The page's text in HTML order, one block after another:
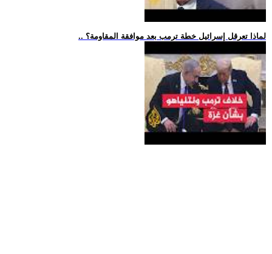
.. لماذا تعرقل إسرائيل خطة ترمب بعد موافقة المقاومة؟